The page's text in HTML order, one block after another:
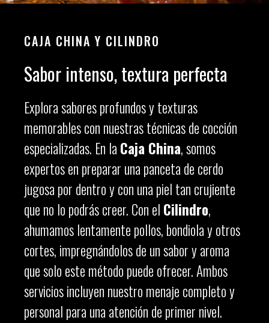
CAJA CHINA Y CILINDRO
Sabor intenso, textura perfecta
Explora sabores profundos y texturas
memorables con nuestras técnicas de cocción
especializadas. En la Caja China, somos
expertos en preparar una panceta de cerdo
jugosa por dentro y con una piel tan crujiente
que no lo podrás creer. Con el Cilindro,
ahumamos lentamente pollos, bondiola y otros
cortes, impregnándolos de un sabor y aroma
que solo este método puede ofrecer. Ambos
servicios incluyen nuestro menaje completo y
personal para una atención de primer nivel.